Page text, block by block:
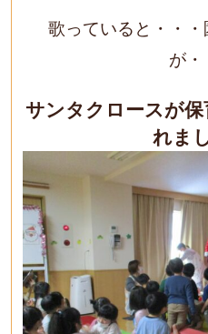
歌っていると・・
が・
サンタクロースが
れま